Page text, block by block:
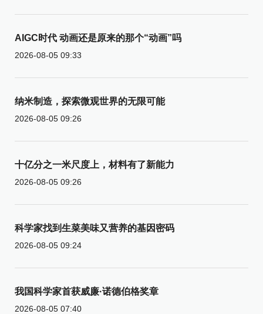
AIGC时代 动画还是原来的那个“动画”吗
2026-08-05 09:33
纳米制造，探索微观世界的无限可能
2026-08-05 09:26
十亿分之一米尺度上，材料有了新能力
2026-08-05 09:26
科学家找到生菜美味又营养的基因密码
2026-08-05 09:24
我国科学家首获威廉·诺德伯格奖章
2026-08-05 07:40